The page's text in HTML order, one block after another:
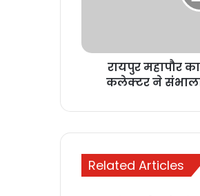
प्रशासक
रायपुर महापौर
कलेक्टर ने संभाला
Related Articles